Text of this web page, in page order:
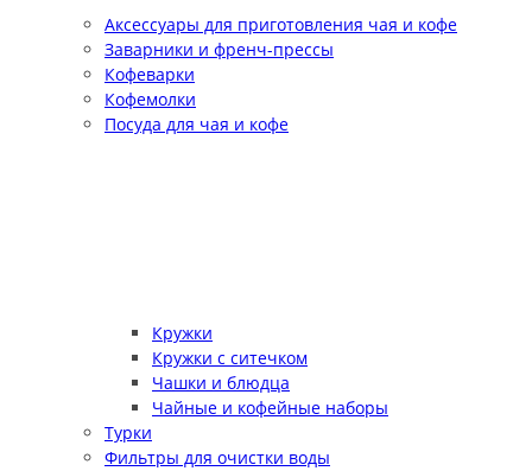
Аксессуары для приготовления чая и кофе
Заварники и френч-прессы
Кофеварки
Кофемолки
Посуда для чая и кофе
Кружки
Кружки с ситечком
Чашки и блюдца
Чайные и кофейные наборы
Турки
Фильтры для очистки воды